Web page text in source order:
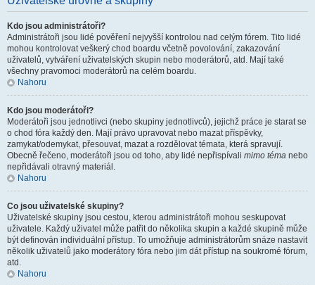
Kdo jsou administrátoři?
Administrátoři jsou lidé pověření nejvyšší kontrolou nad celým fórem. Tito lidé
mohou kontrolovat veškerý chod boardu včetně povolování, zakazování
uživatelů, vytváření uživatelských skupin nebo moderátorů, atd. Mají také
všechny pravomoci moderátorů na celém boardu.
Nahoru
Kdo jsou moderátoři?
Moderátoři jsou jednotlivci (nebo skupiny jednotlivců), jejichž práce je starat se
o chod fóra každý den. Mají právo upravovat nebo mazat příspěvky,
zamykat/odemykat, přesouvat, mazat a rozdělovat témata, která spravují.
Obecně řečeno, moderátoři jsou od toho, aby lidé nepřispívali mimo téma nebo
nepřidávali otravný materiál.
Nahoru
Co jsou uživatelské skupiny?
Uživatelské skupiny jsou cestou, kterou administrátoři mohou seskupovat
uživatele. Každý uživatel může patřit do několika skupin a každé skupině může
být definován individuální přístup. To umožňuje administrátorům snáze nastavit
několik uživatelů jako moderátory fóra nebo jim dát přístup na soukromé fórum,
atd.
Nahoru